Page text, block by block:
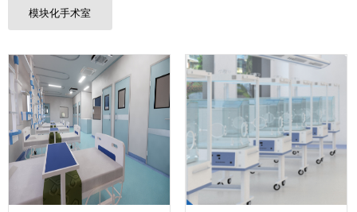
模块化手术室
人才招聘
联系我们